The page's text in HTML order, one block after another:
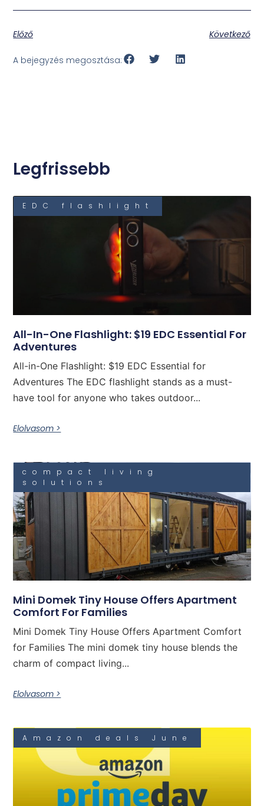
Előző Következő
A bejegyzés megosztása:
Legfrissebb
EDC flashlight
All-In-One Flashlight: $19 EDC Essential For
Adventures
All-in-One Flashlight: $19 EDC Essential for
Adventures The EDC flashlight stands as a must-
have tool for anyone who takes outdoor...
Elolvasom >
compact living
solutions
Mini Domek Tiny House Offers Apartment
Comfort For Families
Mini Domek Tiny House Offers Apartment Comfort
for Families The mini domek tiny house blends the
charm of compact living...
Elolvasom >
Amazon deals June